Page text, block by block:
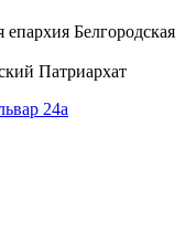
епархия Белгородская
Патриархат
24а